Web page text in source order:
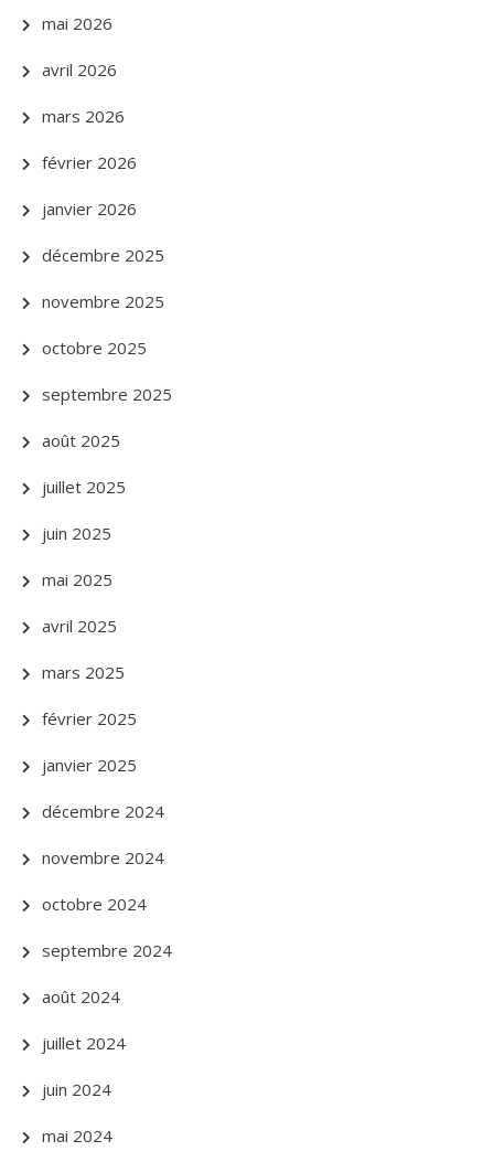
mai 2026
avril 2026
mars 2026
février 2026
janvier 2026
décembre 2025
novembre 2025
octobre 2025
septembre 2025
août 2025
juillet 2025
juin 2025
mai 2025
avril 2025
mars 2025
février 2025
janvier 2025
décembre 2024
novembre 2024
octobre 2024
septembre 2024
août 2024
juillet 2024
juin 2024
mai 2024